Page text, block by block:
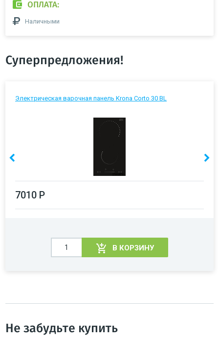
ОПЛАТА:
Наличными
Суперпредложения!
Электрическая варочная панель Krona Corto 30 BL
7010 Р
В КОРЗИНУ
Не забудьте купить